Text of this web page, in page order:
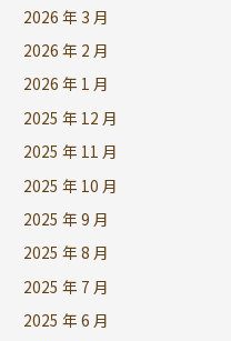
2026 年 3 月
2026 年 2 月
2026 年 1 月
2025 年 12 月
2025 年 11 月
2025 年 10 月
2025 年 9 月
2025 年 8 月
2025 年 7 月
2025 年 6 月